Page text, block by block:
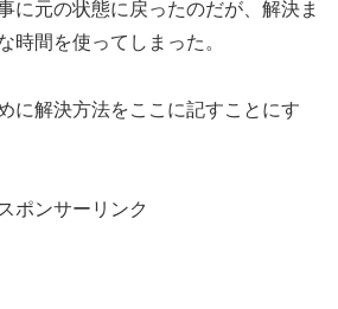
に元の状態に戻ったのだが、解決ま
時間を使ってしまった。
に解決方法をここに記すことにす
ポンサーリンク